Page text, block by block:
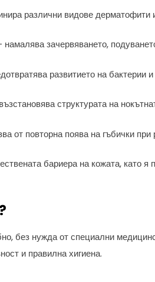
различни видове дерматофити
намалява зачервяването,
развитието на бактерии
структурата на
от повторна поява на гъбички при
бариера на кожата, като
без нужда от специални
и правилна хигиена.